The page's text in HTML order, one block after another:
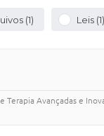
(1) Leis (1)
Avançadas e